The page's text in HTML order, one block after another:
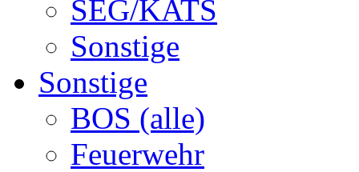
SEG/KATS
Sonstige
Sonstige
BOS (alle)
Feuerwehr